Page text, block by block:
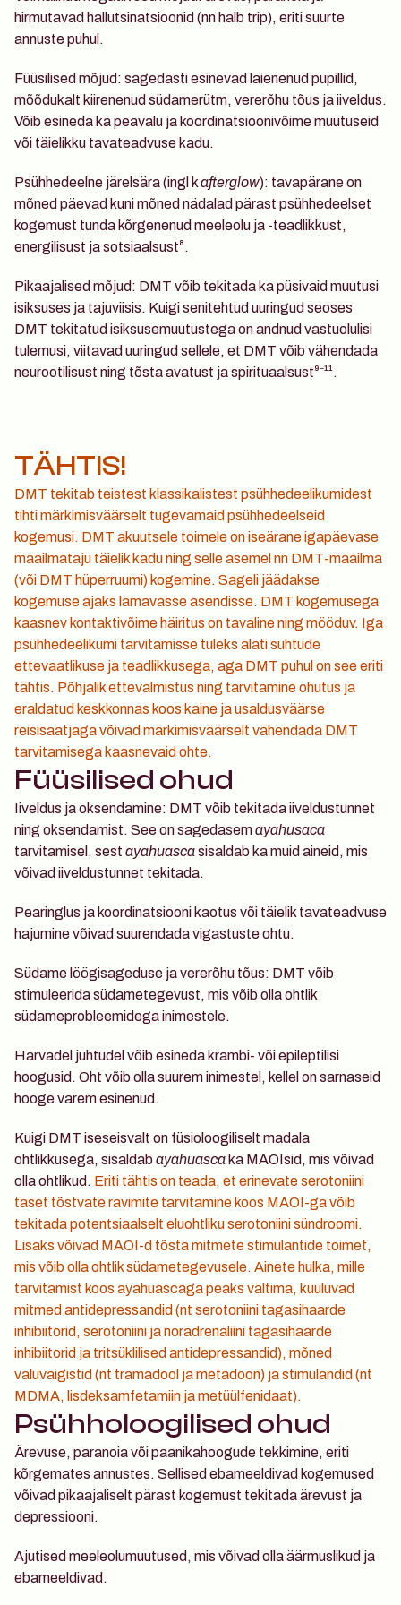
hirmutavad hallutsinatsioonid (nn halb trip), eriti suurte
annuste puhul.
Füüsilised mõjud: sagedasti esinevad laienenud pupillid,
mõõdukalt kiirenenud südamerütm, vererõhu tõus ja iiveldus.
Võib esineda ka peavalu ja koordinatsioonivõime muutuseid
või täielikku tavateadvuse kadu.
Psühhedeelne järelsära (ingl k afterglow): tavapärane on
mõned päevad kuni mõned nädalad pärast psühhedeelset
kogemust tunda kõrgenenud meeleolu ja -teadlikkust,
energilisust ja sotsiaalsust⁸.
Pikaajalised mõjud: DMT võib tekitada ka püsivaid muutusi
isiksuses ja tajuviisis. Kuigi senitehtud uuringud seoses
DMT tekitatud isiksusemuutustega on andnud vastuolulisi
tulemusi, viitavad uuringud sellele, et DMT võib vähendada
neurootilisust ning tõsta avatust ja spirituaalsust⁹⁻¹¹.
Ohud
TÄHTIS!
DMT tekitab teistest klassikalistest psühhedeelikumidest
tihti märkimisväärselt tugevamaid psühhedeelseid
kogemusi. DMT akuutsele toimele on iseärane igapäevase
maailmataju täielik kadu ning selle asemel nn DMT-maailma
(või DMT hüperruumi) kogemine. Sageli jäädakse
kogemuse ajaks lamavasse asendisse. DMT kogemusega
kaasnev kontaktivõime häiritus on tavaline ning mööduv. Iga
psühhedeelikumi tarvitamisse tuleks alati suhtude
ettevaatlikuse ja teadlikkusega, aga DMT puhul on see eriti
tähtis. Põhjalik ettevalmistus ning tarvitamine ohutus ja
eraldatud keskkonnas koos kaine ja usaldusväärse
reisisaatjaga võivad märkimisväärselt vähendada DMT
tarvitamisega kaasnevaid ohte.
Füüsilised ohud
Iiveldus ja oksendamine: DMT võib tekitada iiveldustunnet
ning oksendamist. See on sagedasem ayahusaca
tarvitamisel, sest ayahuasca sisaldab ka muid aineid, mis
võivad iiveldustunnet tekitada.
Pearinglus ja koordinatsiooni kaotus või täielik tavateadvuse
hajumine võivad suurendada vigastuste ohtu.
Südame löögisageduse ja vererõhu tõus: DMT võib
stimuleerida südametegevust, mis võib olla ohtlik
südameprobleemidega inimestele.
Harvadel juhtudel võib esineda krambi- või epileptilisi
hoogusid. Oht võib olla suurem inimestel, kellel on sarnaseid
hooge varem esinenud.
Kuigi DMT iseseisvalt on füsioloogiliselt madala
ohtlikkusega, sisaldab ayahuasca ka MAOIsid, mis võivad
olla ohtlikud. Eriti tähtis on teada, et erinevate serotoniini
taset tõstvate ravimite tarvitamine koos MAOI-ga võib
tekitada potentsiaalselt eluohtliku serotoniini sündroomi.
Lisaks võivad MAOI-d tõsta mitmete stimulantide toimet,
mis võib olla ohtlik südametegevusele. Ainete hulka, mille
tarvitamist koos ayahuascaga peaks vältima, kuuluvad
mitmed antidepressandid (nt serotoniini tagasihaarde
inhibiitorid, serotoniini ja noradrenaliini tagasihaarde
inhibiitorid ja tritsüklilised antidepressandid), mõned
valuvaigistid (nt tramadool ja metadoon) ja stimulandid (nt
MDMA, lisdeksamfetamiin ja metüülfenidaat).
Psühholoogilised ohud
Ärevuse, paranoia või paanikahoogude tekkimine, eriti
kõrgemates annustes. Sellised ebameeldivad kogemused
võivad pikaajaliselt pärast kogemust tekitada ärevust ja
depressiooni.
Ajutised meeleolumuutused, mis võivad olla äärmuslikud ja
ebameeldivad.